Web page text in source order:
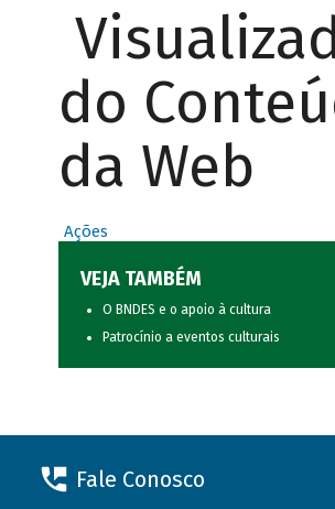
do
da Web
Ações
VEJA TAMBÉM
O BNDES e o apoio à cultura
Patrocínio a eventos culturais
Fale Conosco